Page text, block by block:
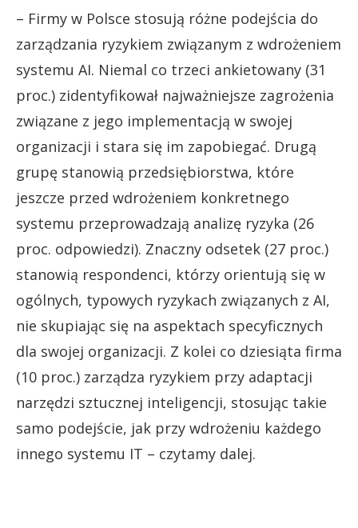
– Firmy w Polsce stosują różne podejścia do
zarządzania ryzykiem związanym z wdrożeniem
systemu AI. Niemal co trzeci ankietowany (31
proc.) zidentyfikował najważniejsze zagrożenia
związane z jego implementacją w swojej
organizacji i stara się im zapobiegać. Drugą
grupę stanowią przedsiębiorstwa, które
jeszcze przed wdrożeniem konkretnego
systemu przeprowadzają analizę ryzyka (26
proc. odpowiedzi). Znaczny odsetek (27 proc.)
stanowią respondenci, którzy orientują się w
ogólnych, typowych ryzykach związanych z AI,
nie skupiając się na aspektach specyficznych
dla swojej organizacji. Z kolei co dziesiąta firma
(10 proc.) zarządza ryzykiem przy adaptacji
narzędzi sztucznej inteligencji, stosując takie
samo podejście, jak przy wdrożeniu każdego
innego systemu IT – czytamy dalej.